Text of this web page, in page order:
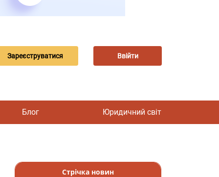
Зареєструватися Ввійти
Блог Юридичний світ
Стрічка новин